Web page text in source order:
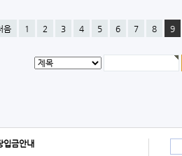
음 1 2 3 4 5 6 7 8 9
입금안내